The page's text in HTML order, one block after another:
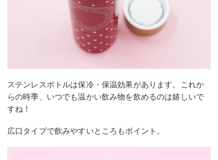
ステンレスボトルは保冷・保温効果があります。これか
らの時季、いつでも温かい飲み物を飲めるのは嬉しいで
すね！
広口タイプで飲みやすいところもポイント。